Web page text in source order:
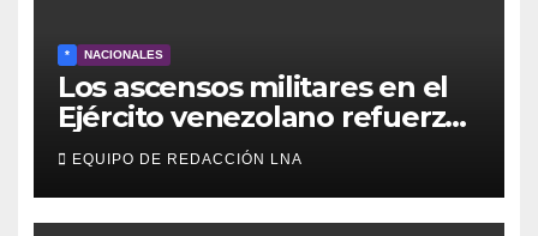
* NACIONALES
Los ascensos militares en el
Ejército venezolano refuerzan
el control político y operativo
de la Fuerza Armada
EQUIPO DE REDACCIÓN LNA